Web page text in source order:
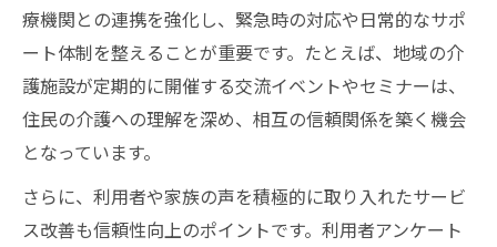
療機関との連携を強化し、緊急時の対応や日常的なサポ
ート体制を整えることが重要です。たとえば、地域の介
護施設が定期的に開催する交流イベントやセミナーは、
住民の介護への理解を深め、相互の信頼関係を築く機会
となっています。
さらに、利用者や家族の声を積極的に取り入れたサービ
ス改善も信頼性向上のポイントです。利用者アンケート